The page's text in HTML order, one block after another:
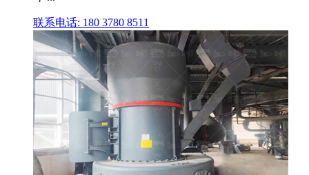
联系电话: 180 3780 8511